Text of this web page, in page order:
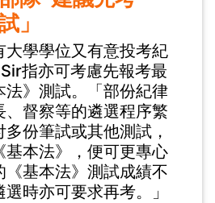
」
學學位又有意投考紀
指亦可考慮先報考最
法》測試。「部份紀律
、督察等的遴選程序繁
份筆試或其他測試，
基本法》，便可更專心
《基本法》測試成績不
時亦可要求再考。」